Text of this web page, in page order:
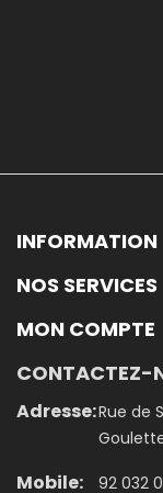
INFORMATION
NOS SERVICES
MON COMPTE
CONTACTEZ-
Adresse:Rue de
Mobile: 92 032